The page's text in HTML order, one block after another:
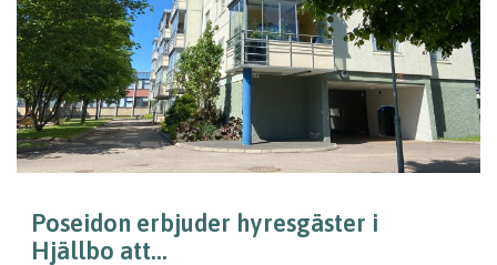
Poseidon erbjuder hyresgäster i
Hjällbo att...